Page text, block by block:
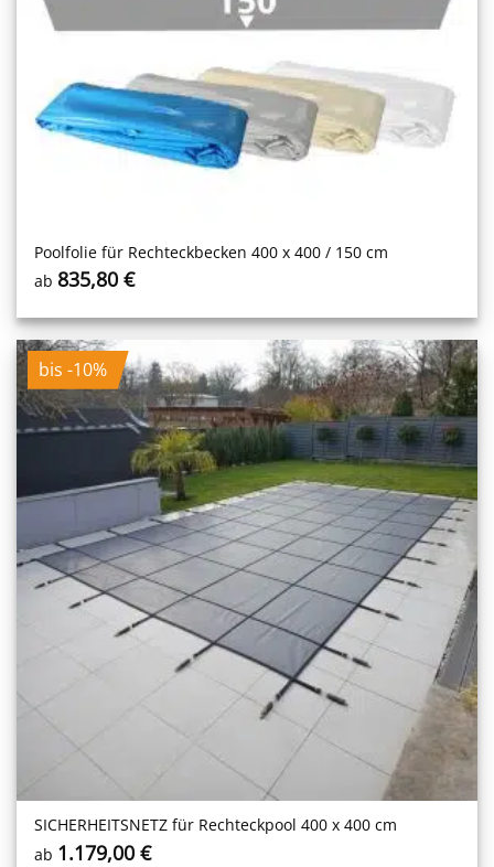
Poolfolie für Rechteckbecken 400 x 400 / 150 cm
ab 835,80€
bis -10%
SICHERHEITS­NETZ für Rechteckpool 400 x 400 cm
ab 1.179,00€